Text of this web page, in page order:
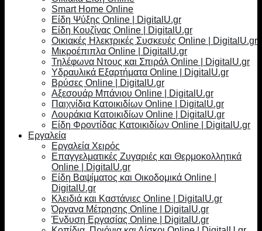
Smart Home Online
Είδη Ψύξης Online | DigitalU.gr
Είδη Κουζίνας Online | DigitalU.gr
Οικιακές Ηλεκτρικές Συσκευές Online | DigitalU.gr
Μικροέπιπλα Online | DigitalU.gr
Τηλέφωνα Ντους και Σπιράλ Online | DigitalU.gr
Υδραυλικά Εξαρτήματα Online | DigitalU.gr
Βρύσες Online | DigitalU.gr
Αξεσουάρ Μπάνιου Online | DigitalU.gr
Παιχνίδια Κατοικιδίων Online | DigitalU.gr
Λουράκια Κατοικιδίων Online | DigitalU.gr
Είδη Φροντίδας Κατοικιδίων Online | DigitalU.gr
Εργαλεία
Εργαλεία Χειρός
Επαγγελματικές Ζυγαριές και Θερμοκολλητικά
Online | DigitalU.gr
Είδη Βαψίματος και Οικοδομικά Online |
DigitalU.gr
Κλειδιά και Καστάνιες Online | DigitalU.gr
Όργανα Μέτρησης Online | DigitalU.gr
Ένδυση Εργασίας Online | DigitalU.gr